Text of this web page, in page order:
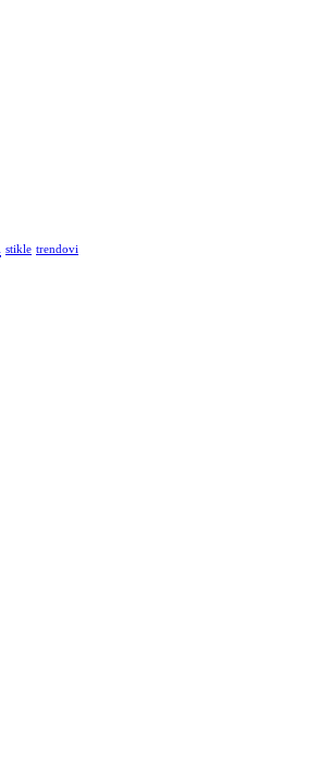
stikle trendovi